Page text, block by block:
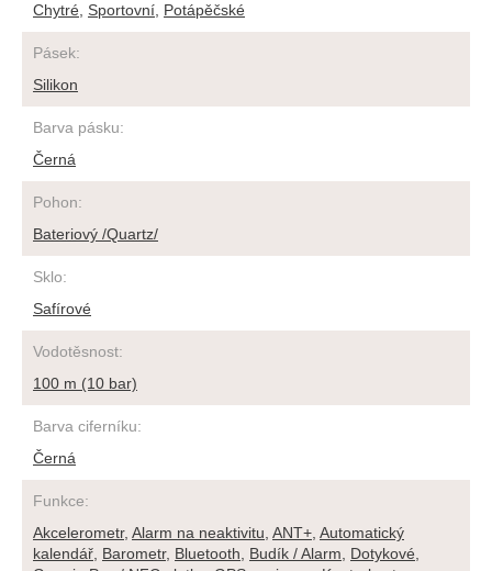
Chytré Sportovní Potápěčské
Pásek:
Silikon
Barva pásku:
Černá
Pohon:
Bateriový /Quartz/
Sklo:
Safírové
Vodotěsnost:
100 m (10 bar)
Barva ciferníku:
Černá
Funkce:
Akcelerometr, Alarm na neaktivitu ANT+ Automatický
kalendář Barometr, Bluetooth Budík / Alarm Dotykové